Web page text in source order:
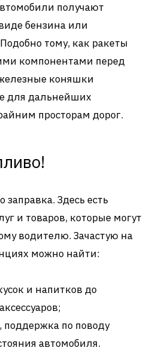
получают
бензина или
тому, как ракеты
компонентами перед
коняшки
для дальнейших
просторам дорог.
заправка. Здесь есть
и товаров, которые могут
водителю. Зачастую на
можно найти:
и напитков до
поддержка по поводу
автомобиля.